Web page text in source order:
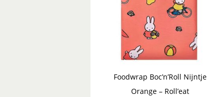
Foodwrap Boc’n’Roll Nijntje
Orange – Roll’eat